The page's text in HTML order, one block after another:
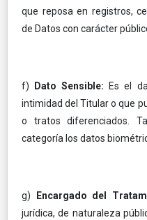
que reposa en registros,
de Datos con carácter
f) Dato Sensible:
Es el
intimidad del Titular o que
o tratos diferenciados.
categoría los datos
g) Encargado del
jurídica, de naturaleza